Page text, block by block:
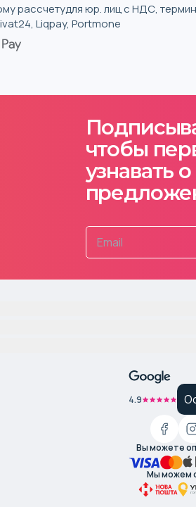
рассчетудля юр. лиц с НДС,
Liqpay, Portmone
чтобы
узнавать
4.9
Вы можете
Мы можем